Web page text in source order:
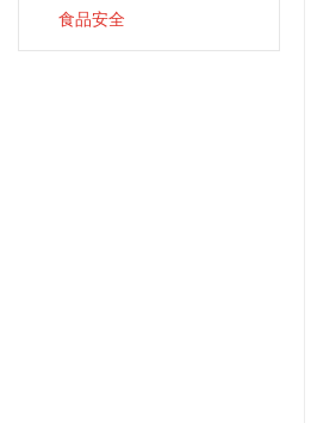
食品安全